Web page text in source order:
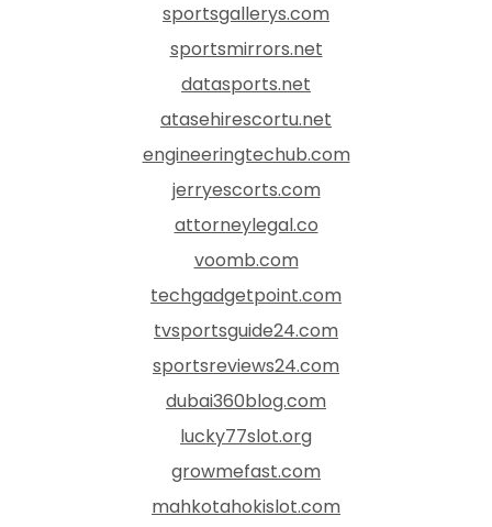
sportsgallerys.com
sportsmirrors.net
datasports.net
atasehirescortu.net
engineeringtechub.com
jerryescorts.com
attorneylegal.co
voomb.com
techgadgetpoint.com
tvsportsguide24.com
sportsreviews24.com
dubai360blog.com
lucky77slot.org
growmefast.com
mahkotahokislot.com